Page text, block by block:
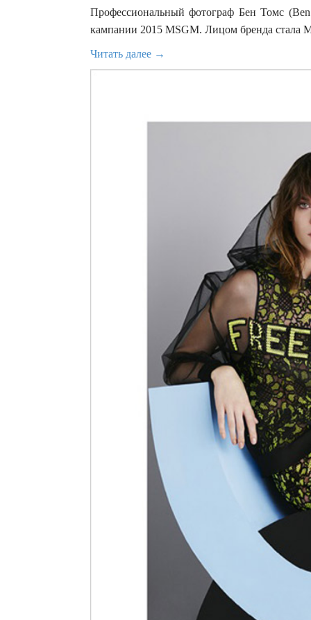
Профессиональный фотограф Бен Томс
кампании 2015 MSGM. Лицом бренда стала
Читать далее →